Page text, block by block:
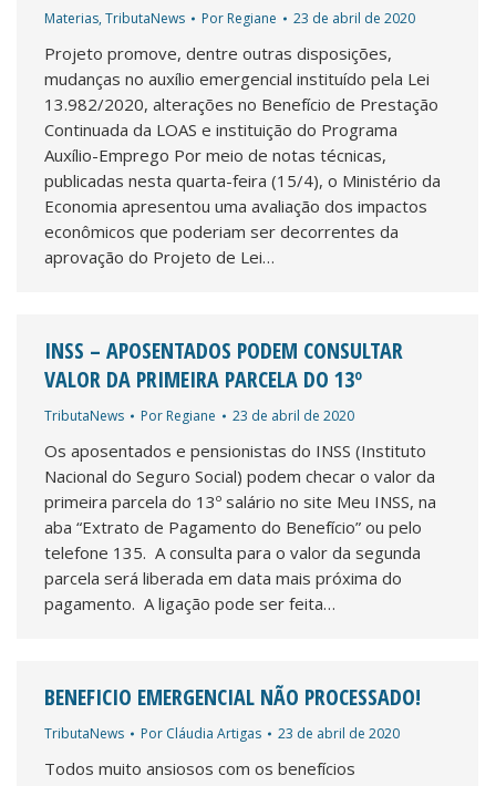
Materias,TributaNews Por Regiane 23 de abril de 2020
Projeto promove, dentre outras disposições,
mudanças no auxílio emergencial instituído pela Lei
13.982/2020, alterações no Benefício de Prestação
Continuada da LOAS e instituição do Programa
Auxílio-Emprego Por meio de notas técnicas,
publicadas nesta quarta-feira (15/4), o Ministério da
Economia apresentou uma avaliação dos impactos
econômicos que poderiam ser decorrentes da
aprovação do Projeto de Lei…
INSS – APOSENTADOS PODEM CONSULTAR
VALOR DA PRIMEIRA PARCELA DO 13º
TributaNews Por Regiane 23 de abril de 2020
Os aposentados e pensionistas do INSS (Instituto
Nacional do Seguro Social) podem checar o valor da
primeira parcela do 13º salário no site Meu INSS, na
aba “Extrato de Pagamento do Benefício” ou pelo
telefone 135. A consulta para o valor da segunda
parcela será liberada em data mais próxima do
pagamento. A ligação pode ser feita…
BENEFICIO EMERGENCIAL NÃO PROCESSADO!
TributaNews Por Cláudia Artigas 23 de abril de 2020
Todos muito ansiosos com os benefícios